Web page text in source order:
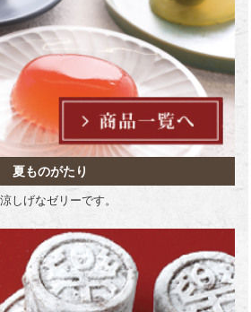
夏ものがたり
しげなゼリーです。